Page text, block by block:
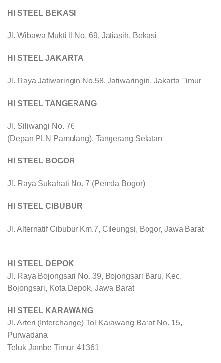
HI STEEL BEKASI
Jl. Wibawa Mukti II No. 69, Jatiasih, Bekasi
HI STEEL JAKARTA
Jl. Raya Jatiwaringin No.58, Jatiwaringin, Jakarta Timur
HI STEEL TANGERANG
Jl. Siliwangi No. 76
(Depan PLN Pamulang), Tangerang Selatan
HI STEEL BOGOR
Jl. Raya Sukahati No. 7 (Pemda Bogor)
HI STEEL CIBUBUR
Jl. Alternatif Cibubur Km.7, Cileungsi, Bogor, Jawa Barat
HI STEEL DEPOK
Jl. Raya Bojongsari No. 39, Bojongsari Baru, Kec.
Bojongsari, Kota Depok, Jawa Barat
HI STEEL KARAWANG
Jl. Arteri (Interchange) Tol Karawang Barat No. 15,
Purwadana
Teluk Jambe Timur, 41361